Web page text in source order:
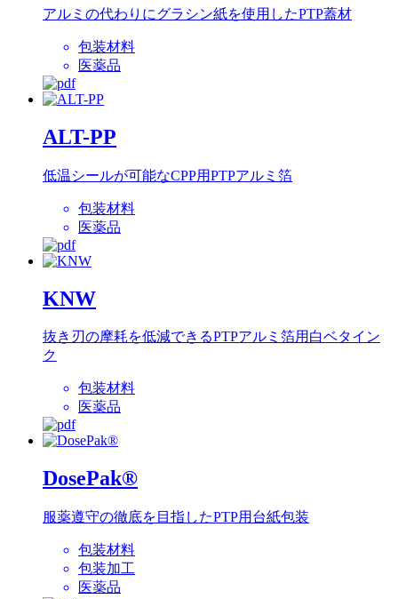
アルミの代わりにグラシン紙を使⽤したPTP蓋材
包装材料
医薬品
ALT-PP
低温シールが可能なCPP用PTPアルミ箔
包装材料
医薬品
KNW
抜き刃の摩耗を低減できるPTPアルミ箔用白ベタイン
ク
包装材料
医薬品
DosePak®
服薬遵守の徹底を目指したPTP用台紙包装
包装材料
包装加工
医薬品